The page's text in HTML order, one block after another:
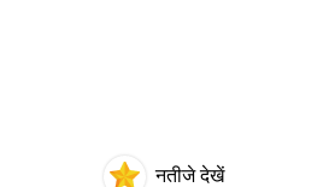
नतीजे देखें